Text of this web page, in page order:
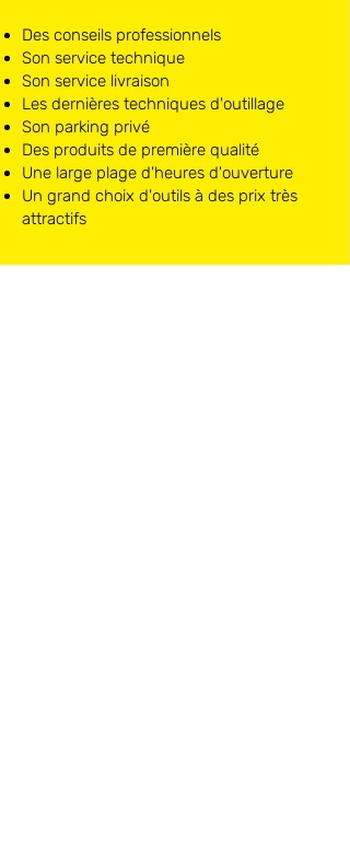
Des conseils professionnels
Son service technique
Son service livraison
Les dernières techniques d'outillage
Son parking privé
Des produits de première qualité
Une large plage d'heures d'ouverture
Un grand choix d'outils à des prix très
attractifs